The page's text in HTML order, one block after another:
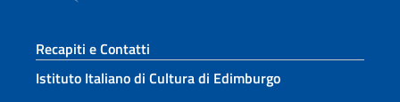
Sezione footer
Recapiti e Contatti
Istituto Italiano di Cultura di Edimburgo